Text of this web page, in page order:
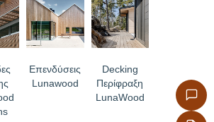
Επενδύσεις
Lunawood
Decking
Περίφραξη
LunaWood